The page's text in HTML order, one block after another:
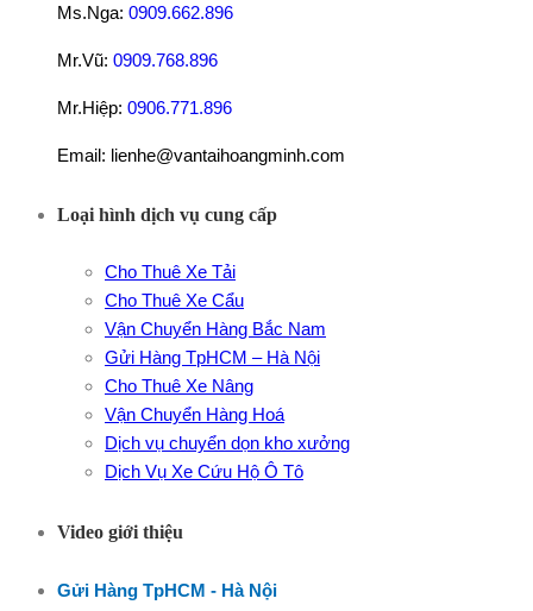
Ms.Nga: 0909.662.896
Mr.Vũ: 0909.768.896
Mr.Hiệp: 0906.771.896
Email: lienhe@vantaihoangminh.com
Loại hình dịch vụ cung cấp
Cho Thuê Xe Tải
Cho Thuê Xe Cẩu
Vận Chuyển Hàng Bắc Nam
Gửi Hàng TpHCM – Hà Nội
Cho Thuê Xe Nâng
Vận Chuyển Hàng Hoá
Dịch vụ chuyển dọn kho xưởng
Dịch Vụ Xe Cứu Hộ Ô Tô
Video giới thiệu
Gửi Hàng TpHCM - Hà Nội